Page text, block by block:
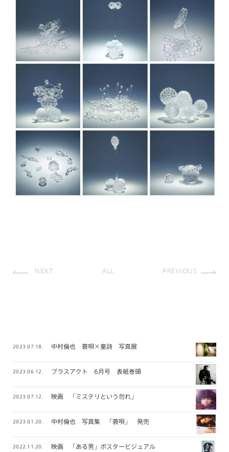
NEXT ALL PREVIOUS
2023.07.18. 中村倫也 蓑唄×童詩 写真展
2023.06.12. プラスアクト 6月号 表紙巻頭
2023.07.12. 映画 「ミステリという勿れ」
2023.01.20. 中村倫也 写真集 「蓑唄」 発売
2022.11.20. 映画 「ある男」ポスタービジュアル